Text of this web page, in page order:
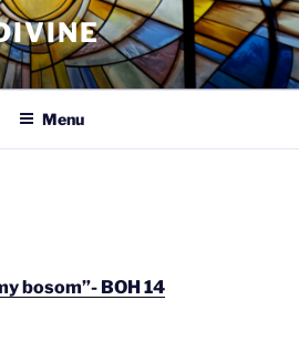
Menu
bosom”- BOH 14